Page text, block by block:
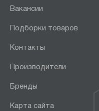
Вакансии
Подборки товаров
Контакты
Производители
Бренды
Карта сайта